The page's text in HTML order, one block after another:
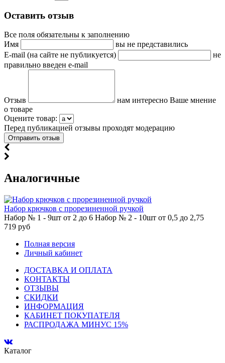
Оставить отзыв
Все поля обязательны к заполнению
Имя
вы не представились
E-mail (на сайте не публикуется)
не
правильно введен e-mail
Отзыв
нам интересно Ваше мнение
о товаре
Оцените товар:
Перед публикацией отзывы проходят модерацию
Аналогичные
Набор крючков с прорезиненной ручкой
Набор № 1 - 9шт от 2 до 6 Набор № 2 - 10шт от 0,5 до 2,75
719 руб
Полная версия
Личный кабинет
ДОСТАВКА И ОПЛАТА
КОНТАКТЫ
ОТЗЫВЫ
СКИДКИ
ИНФОРМАЦИЯ
КАБИНЕТ ПОКУПАТЕЛЯ
РАСПРОДАЖА МИНУС 15%
Каталог